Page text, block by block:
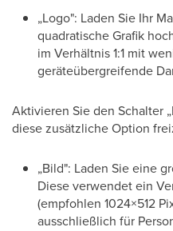
„Logo": Laden Sie Ihr
quadratische Grafik
im Verhältnis 1:1 mit
geräteübergreifende
Aktivieren Sie den Schalter
diese zusätzliche Option
„Bild": Laden Sie eine
Diese verwendet ein
(empfohlen 1024×512
ausschließlich für